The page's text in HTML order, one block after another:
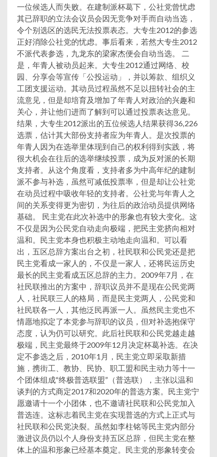
一位候选人而失败。在建制派杯葛下，公社党曾忧虑
其已辞职的立法会议员会因无竞争对手而自动当选，
令个别选区的选民无法投票表态。大专生2012的参选
正好消除公社党的忧虑。事后看来，若然大专生2012
不派代表参选，九龙东的梁家杰便会自动当选。 二
是，年青人被动员起来。大专生2012通过网络、校
园、分享会等宣传「公投运动」，并以筹款、组织义
工团支援运动。其动员过程虽然不足以扭转社会的主
流意见，但是却培育及增加了年青人对政治的兴趣和
关心，并让他们进而了解到可以通过投票表达意见。
结果，大专生2012派出的五位候选人结果获得36,226
选票，估计其大部份支持者应为年青人。是次投票的
年青人因为在选举里体现到自己的权利得到实践，将
很大机会在往后的选举继续投票，成为反对派的长期
支持者。从这个角度看，支持者多为中高年纪的建制
派不参与补选，虽然可减低投票率，但是却让公社党
在动员过程中吸收年轻的支持者。公社党与年青人之
间的关系变得更为密切，为往后的政治动员提供网络
基础。 民主党在此次补选中的形象也有较大变化。这
不仅是因为公民党自动走向极端，把民主党挤向相对
温和。民主党本身也积极主动地走向温和。可以看
出，五区总辞方案出台之初，社民联和公民党还是把
民主党看成一家人的，不仅是一家人，还将民运历史
最长的民主党看成五区总辞的主力。2009年7月，在
社民联推出的方案中，辞职议员并不是现在公民党两
人，社民联三人的格局，而是民主党两人，公民党和
社民联各一人，其他泛民再派一人。虽然民主党也不
情愿地拟定了本党参与辞职的议员，但对补选抱保守
态度，认为仍可以研究。此后社民联和公民党越走越
极端，民主党最终于2009年12月决定杯葛补选。在决
定不参选之后，2010年1月，民主党立即采取新措
施，携街工、教协、民协、职工盟和民主动力等十一
个团体组成“终极普选联盟”（普选联），主张以温和
谈判的方式商定2017和2020年的普选方案。民主党宁
愿邀请十一个小团体，也不邀请社民联和公民党加入
普选连。这标志着民主党在实现普选的方式上正式与
社民联和公民党决裂。虽然如李柱铭等民主党内部分
激进议员仍以个人身份支持五区总辞，但民主党在整
体上的温和形象已经基本奠定。民主党的形象转变会